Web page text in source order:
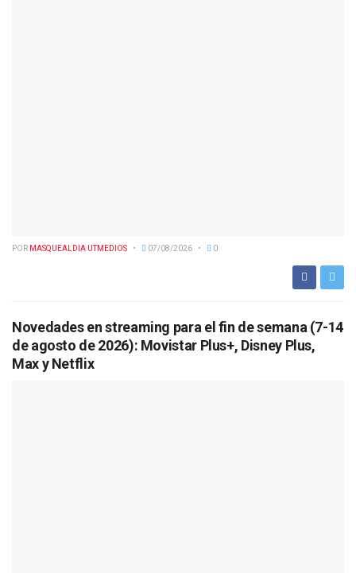
POR MASQUEALDIA UTMEDIOS 07/08/2026 0
Novedades en streaming para el fin de semana (7-14
de agosto de 2026): Movistar Plus+, Disney Plus,
Max y Netflix